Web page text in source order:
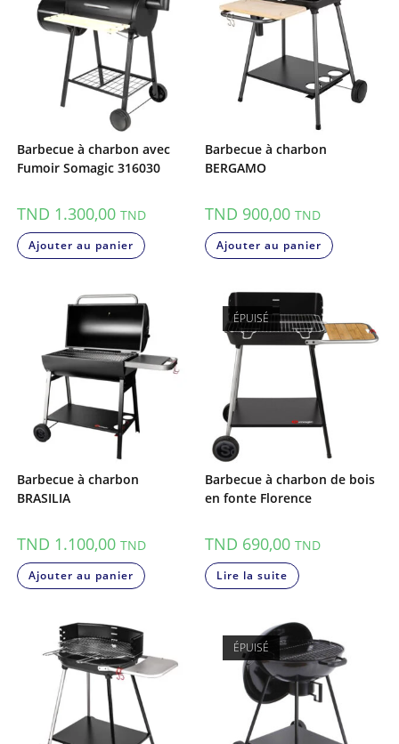
Barbecue à charbon avec
Fumoir Somagic 316030
TND 1.300,00 TND
Ajouter au panier
Barbecue à charbon
BERGAMO
TND 900,00 TND
Ajouter au panier
Barbecue à charbon
BRASILIA
TND 1.100,00 TND
Ajouter au panier
ÉPUISÉ
Barbecue à charbon de bois
en fonte Florence
TND 690,00 TND
Lire la suite
ÉPUISÉ